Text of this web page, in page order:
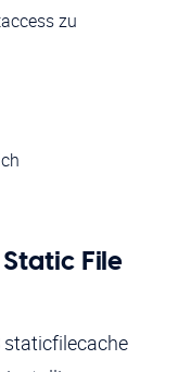
zu
File
staticfilecache